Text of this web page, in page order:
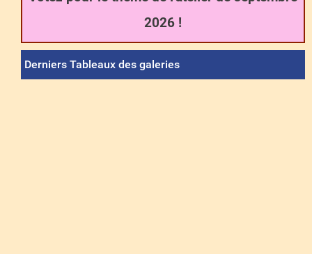
2026 !
Derniers Tableaux des galeries